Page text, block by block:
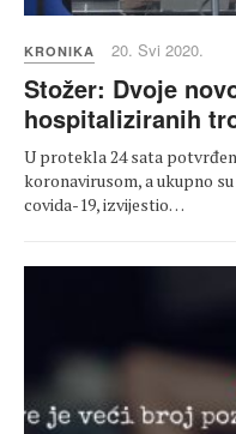
KRONIKA 20. Svi 2020.
Stožer: Dvoje
hospitaliziranih
U protekla 24 sata
koronavirusom, a ukupno
covida-19, izvijestio…